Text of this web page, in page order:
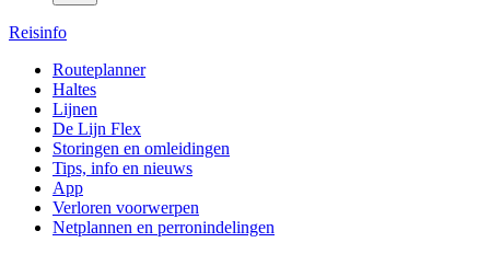
Reisinfo
Routeplanner
Haltes
Lijnen
De Lijn Flex
Storingen en omleidingen
Tips, info en nieuws
App
Verloren voorwerpen
Netplannen en perronindelingen